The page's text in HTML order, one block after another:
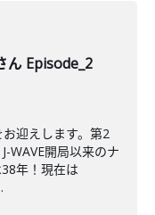
ん Episode_2
迎えします。第2
WAVE開局以来のナ
年！現在は